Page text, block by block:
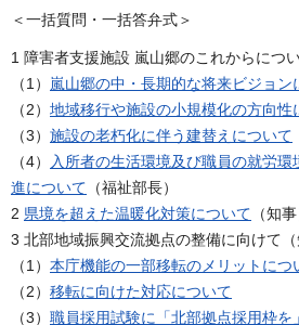
＜一括質問・一括答弁式＞
1 障害者支援施設 嵐山郷のこれからにつ
（1） 嵐山郷の中・長期的な将来ビジョン
（2） 地域移行や施設の小規模化の方向性
（3） 施設の老朽化に伴う建替えについて
（4）
入所者の生活環境及び職員の就労
進について （福祉部長）
2 県境を超えた温暖化対策について （知事
3 北部地域振興交流拠点の整備に向けて（
（1） 本庁機能の一部移転のメリットにつ
（2） 移転に向けた対応について
（3） 職員採用試験に「北部拠点採用枠を」